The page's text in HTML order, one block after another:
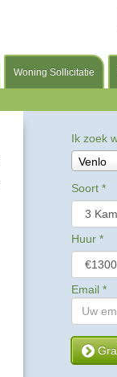
Woning Sollicitatie
Ik zoek
Venlo
Soort *
Huur *
Email *